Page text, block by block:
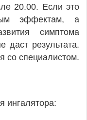
20.00. Если это
эффектам, а
симптома
даст результата.
со специалистом.
ингалятора: